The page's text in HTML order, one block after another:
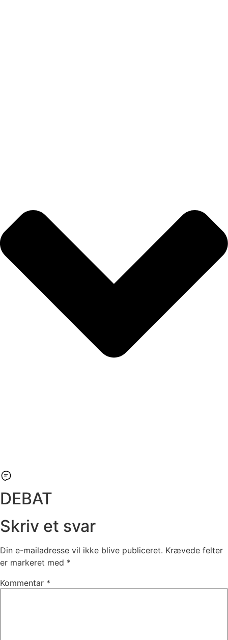
DEBAT
Skriv et svar
Din e-mailadresse vil ikke blive publiceret. Krævede felter
er markeret med *
Kommentar *